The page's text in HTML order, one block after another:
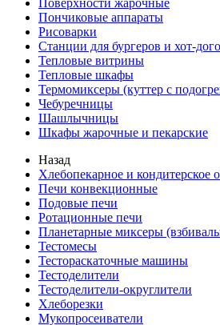
Поверхности жарочные
Пончиковые аппараты
Рисоварки
Станции для бургеров и хот-
Тепловые витрины
Тепловые шкафы
Термомиксеры (куттер с
Чебуречницы
Шашлычницы
Шкафы жарочные и пекарские
Назад
Хлебопекарное и кондитерское
Печи конвекционные
Подовые печи
Ротационные печи
Планетарные миксеры
Тестомесы
Тестораскаточные машины
Тестоделители
Тестоделители-округлители
Хлеборезки
Мукопросеиватели